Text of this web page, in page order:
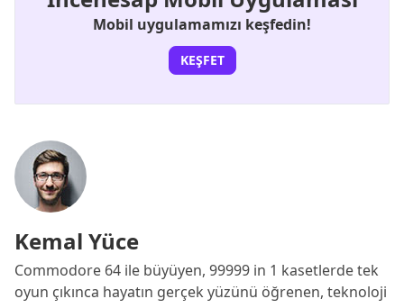
Mobil uygulamamızı keşfedin!
KEŞFET
Kemal Yüce
Commodore 64 ile büyüyen, 99999 in 1 kasetlerde tek
oyun çıkınca hayatın gerçek yüzünü öğrenen, teknoloji